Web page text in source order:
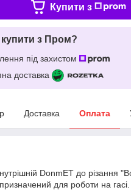
Купити з
з Пром?
під захистом
доставка
Доставка Оплата
DonmЕТ до різання
для роботи на